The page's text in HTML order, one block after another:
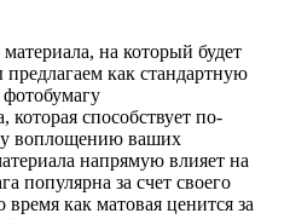
на который будет
как стандартную
которая способствует по-
воплощению ваших
напрямую влияет на
популярна за счет своего
время как матовая ценится за